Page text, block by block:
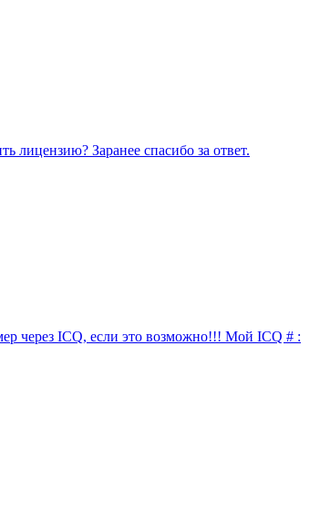
Заранее спасибо за ответ.
через ICQ, если это возможно!!! Мой ICQ # :